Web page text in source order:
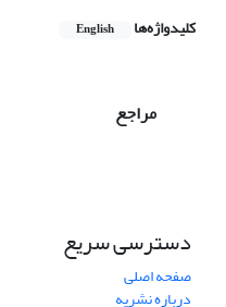
کلیدواژه‌ها English
مراجع
دسترسی سریع
صفحه اصلی
درباره نشریه